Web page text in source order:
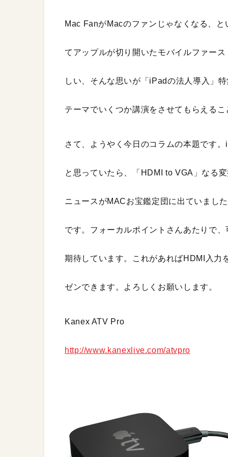
Mac FanがMacのファンじゃなくなる、
てアップルが切り開いたモバイルファー
しい、そんな思いが「iPadの法人導入」
テーマでいくつか講演をさせてもらえる
さて、ようやく今日のコラムの本題です
と思っていたら、「HDMI to VGA」なる
ニュースがMACお宝鑑定団に出ていまし
です。フォーカルポイントさんあたりで
期待しています。これがあればHDMI入
ゼンできます。よろしくお願いします。
Kanex ATV Pro
http://www.kanexlive.com/atvpro